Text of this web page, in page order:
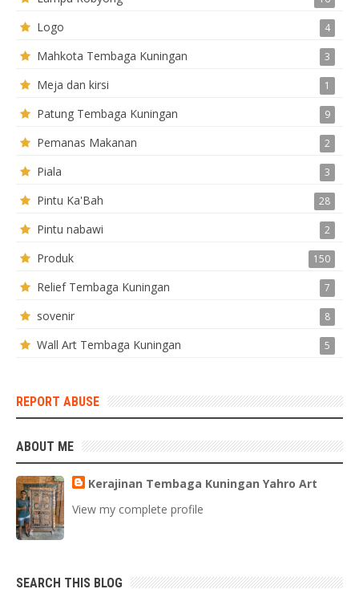
Logo 4
Mahkota Tembaga Kuningan 3
Meja dan kirsi 1
Patung Tembaga Kuningan 9
Pemanas Makanan 2
Piala 3
Pintu Ka'Bah 28
Pintu nabawi 2
Produk 150
Relief Tembaga Kuningan 7
sovenir 8
Wall Art Tembaga Kuningan 5
REPORT ABUSE
ABOUT ME
Kerajinan Tembaga Kuningan Yahro Art
View my complete profile
SEARCH THIS BLOG